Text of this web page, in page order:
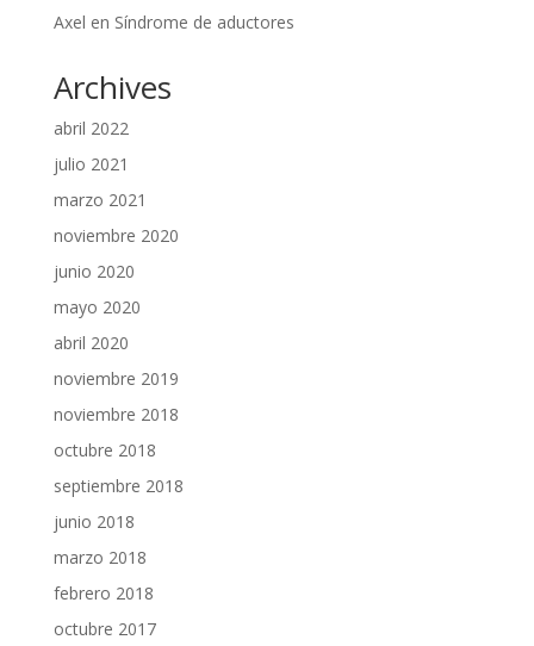
Axel en Síndrome de aductores
Archives
abril 2022
julio 2021
marzo 2021
noviembre 2020
junio 2020
mayo 2020
abril 2020
noviembre 2019
noviembre 2018
octubre 2018
septiembre 2018
junio 2018
marzo 2018
febrero 2018
octubre 2017